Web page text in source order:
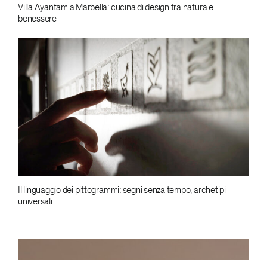
Villa Ayantam a Marbella: cucina di design tra natura e
benessere
Il linguaggio dei pittogrammi: segni senza tempo, archetipi
universali